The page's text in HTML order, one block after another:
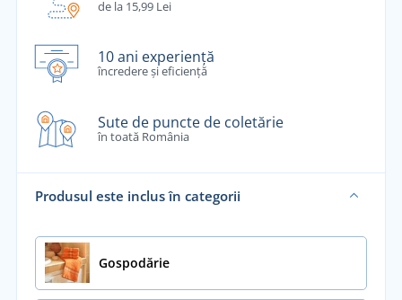
de la 15,99 Lei
10 ani experiență
încredere și eficiență
Sute de puncte de coletărie
în toată România
Produsul este inclus în categorii
Gospodărie